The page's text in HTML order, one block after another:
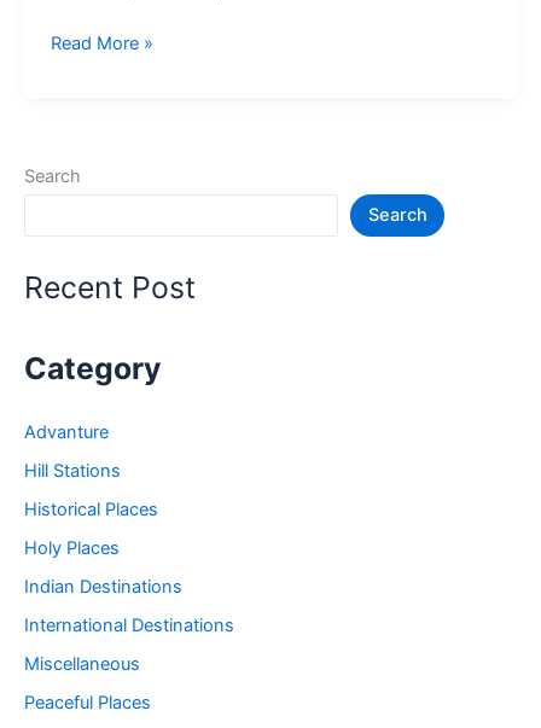
10+
जगह
Places
Read More »
Search
Search
Recent Post
Category
Advanture
Hill Stations
Historical Places
Holy Places
Indian Destinations
International Destinations
Miscellaneous
Peaceful Places